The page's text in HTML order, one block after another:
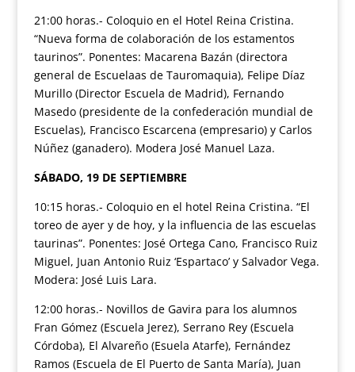
21:00 horas.- Coloquio en el Hotel Reina Cristina.
“Nueva forma de colaboración de los estamentos
taurinos”. Ponentes: Macarena Bazán (directora
general de Escuelaas de Tauromaquia), Felipe Díaz
Murillo (Director Escuela de Madrid), Fernando
Masedo (presidente de la confederación mundial de
Escuelas), Francisco Escarcena (empresario) y Carlos
Núñez (ganadero). Modera José Manuel Laza.
SÁBADO, 19 DE SEPTIEMBRE
10:15 horas.- Coloquio en el hotel Reina Cristina. “El
toreo de ayer y de hoy, y la influencia de las escuelas
taurinas”. Ponentes: José Ortega Cano, Francisco Ruiz
Miguel, Juan Antonio Ruiz ‘Espartaco’ y Salvador Vega.
Modera: José Luis Lara.
12:00 horas.- Novillos de Gavira para los alumnos
Fran Gómez (Escuela Jerez), Serrano Rey (Escuela
Córdoba), El Alvareño (Esuela Atarfe), Fernández
Ramos (Escuela de El Puerto de Santa María), Juan